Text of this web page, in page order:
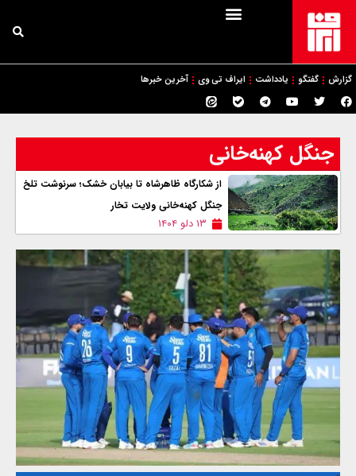
گزارش گفتگو یادداشت ایراف تی وی آخرین خبرها
جنگل کهنه‌خانی
از شکارگاه ظاهرشاه تا بیابان خشک؛ سرنوشت تلخ
جنگل کهنه‌خانی ولایت تخار
۱۳ دلو ۱۴۰۴